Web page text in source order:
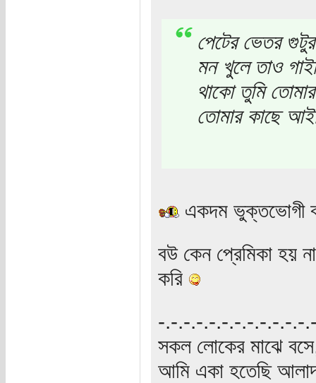
পেটের ভেতর
মন খুলে তাও
থাকো তুমি
তোমার কাছে
একদম ভুক্তভোগী
বউ কেন প্রেমিকা হয়
করি
‍‌-.-.-.-.-.-.-.-.-.-.-.-
সকল লোকের মাঝে
আমি একা হতেছি